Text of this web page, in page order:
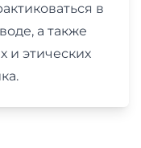
в
а также
и этических